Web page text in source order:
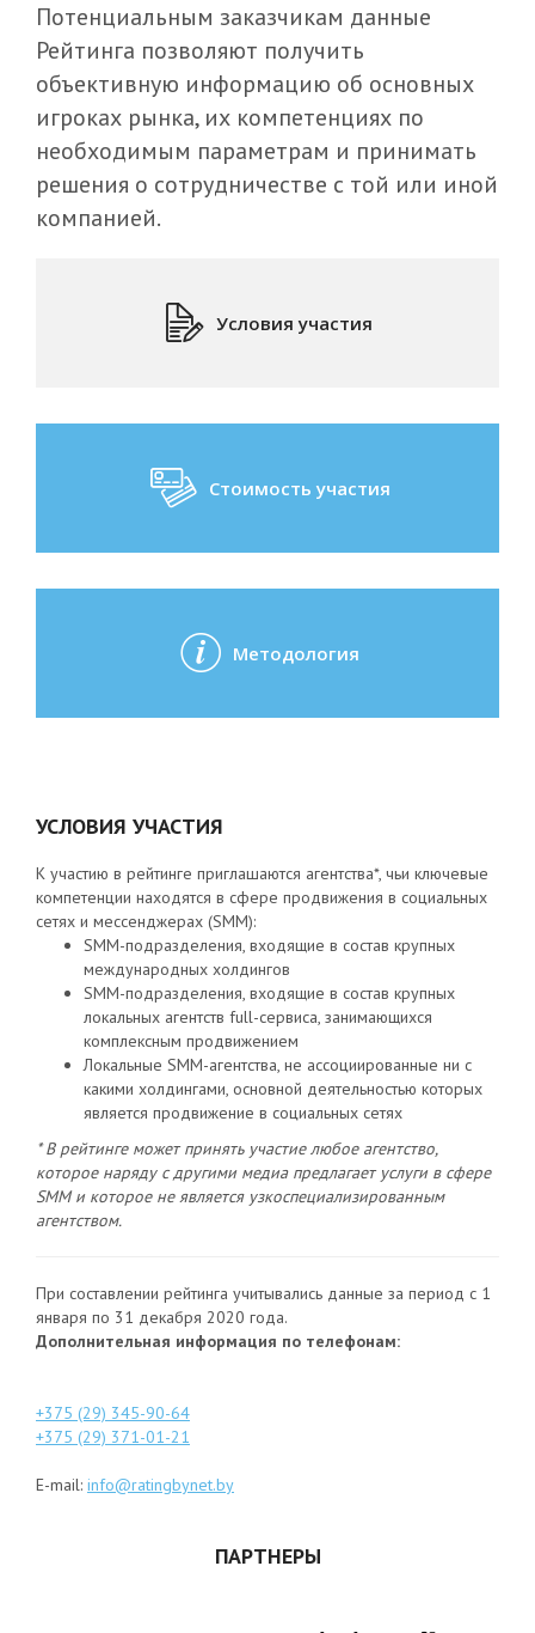
Потенциальным заказчикам данные
Рейтинга позволяют получить
объективную информацию об основных
игроках рынка, их компетенциях по
необходимым параметрам и принимать
решения о сотрудничестве с той или иной
компанией.
Условия участия
Стоимость участия
Методология
УСЛОВИЯ УЧАСТИЯ
К участию в рейтинге приглашаются агентства*, чьи ключевые
компетенции находятся в сфере продвижения в социальных
сетях и мессенджерах (SMM):
SMM-подразделения, входящие в состав крупных
международных холдингов
SMM-подразделения, входящие в состав крупных
локальных агентств full-сервиса, занимающихся
комплексным продвижением
Локальные SMM-агентства, не ассоциированные ни с
какими холдингами, основной деятельностью которых
является продвижение в социальных сетях
* В рейтинге может принять участие любое агентство,
которое наряду с другими медиа предлагает услуги в сфере
SMM и которое не является узкоспециализированным
агентством.
При составлении рейтинга учитывались данные за период с 1
января по 31 декабря 2020 года.
Дополнительная информация по телефонам:
+375 (29) 345-90-64
+375 (29) 371-01-21
E-mail: info@ratingbynet.by
ПАРТНЕРЫ